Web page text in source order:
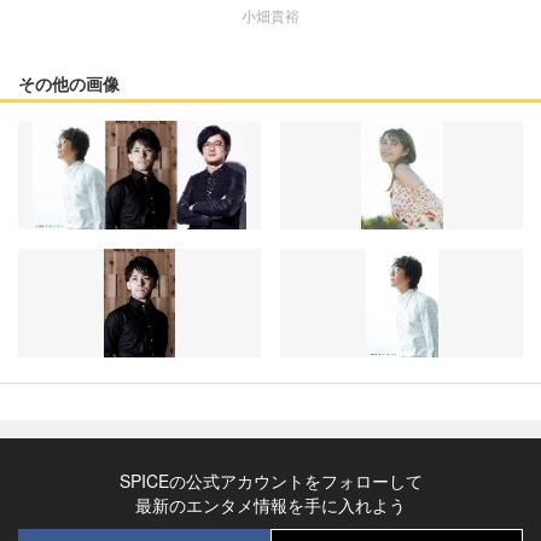
小畑貴裕
その他の画像
SPICEの公式アカウントをフォローして
最新のエンタメ情報を手に入れよう